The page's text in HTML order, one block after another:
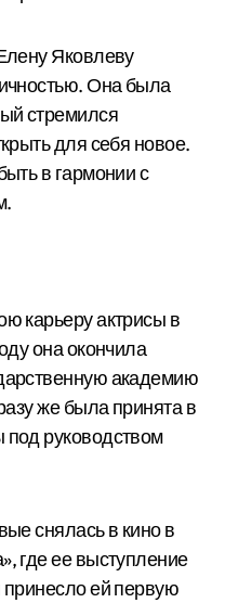
Яковлеву
Она была
стремился
для себя новое.
в гармонии с
карьеру актрисы в
она окончила
академию
же была принята в
руководством
снялась в кино в
где ее выступление
ей первую